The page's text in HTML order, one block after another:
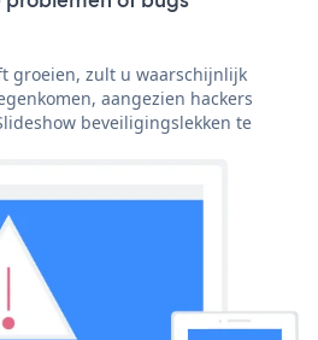
groeien, zult u waarschijnlijk
aangezien hackers
beveiligingslekken te